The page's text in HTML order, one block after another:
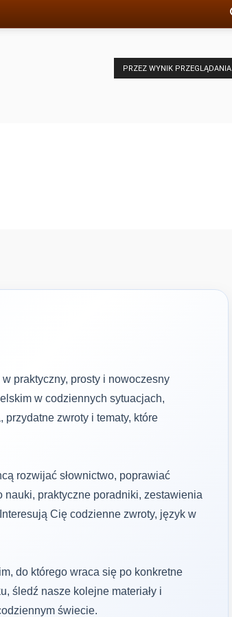
PRZEZ WYNIK PRZEGLĄDANIA
praktyczny, prosty i nowoczesny
w codziennych sytuacjach,
zwroty i tematy, które
rozwijać słownictwo, poprawiać
praktyczne poradniki, zestawienia
Cię codzienne zwroty, język w
do którego wraca się po konkretne
śledź nasze kolejne materiały i
świecie.